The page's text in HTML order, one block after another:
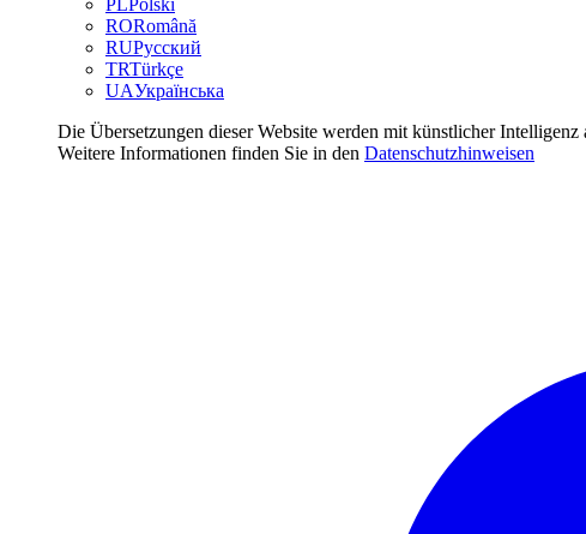
PLPolski
RORomână
RUРусский
TRTürkçe
UAУкраїнська
Die Übersetzungen dieser Website werden mit künstlicher
Weitere Informationen finden Sie in den Datenschutzhinweisen